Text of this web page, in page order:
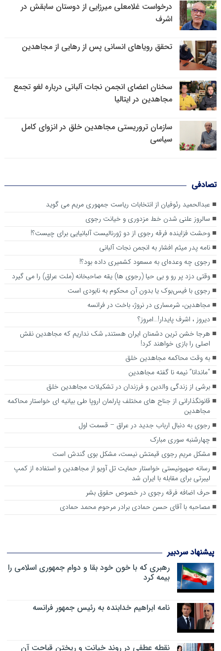
درخواست غلامعلی میرزایی از دوستان سابقش در
اشرف
تحقق رویاهای انسانی پس از رهایی از مجاهدین
سخنان اعضای انجمن نجات آلبانی درباره لغو تجمع
مجاهدین در ایتالیا
سازمان تروریستی مجاهدین خلق در انزوای کامل
سیاسی
تصادفی
عبدالحمید رئوفیان از انتخابات ریاست جمهوری مریم می گوید
سالروز علنی شدن خط مزدوری و خیانت رجوی
وحشت فزاینده فرقه رجوی از دو ژورنالیست آلبانیایی برای چیست؟!
نامه پدر میثم افشار به انجمن نجات آلبانی
رجوی چه وعده‌ای به مسعود کشمیری داده بود؟!
وقتی دزد پر رو و بی حیا (رجوی ها) یقه صاحبخانه (ملت عراق) را می گیرد
رجوی با فیس‌بوک یا بدون آن محکوم به نابودی است
مجاهدین، شرم‎ساری در نروژ، باخت در فرانسه
ديروز ، اشرف پايدار!…امروز؟
هرجا خشن ترین دشمنان ایران هستند٬ شک نداریم که مجاهدین نقش
اصلی را بازی خواهند کرد!
به وقت محاکمه مجاهدین خلق
“ماندانا” نیمه نا گفته مجاهدین
برشی از زندگی والدین و فرزندان در تشکیلات مجاهدین خلق
قانونگذارانی از جناح های مختلف پارلمان اروپا طی بیانیه ای خواستار محاکمه
مجاهدین
رجوی به دنبال ارباب جدید در عراق – قسمت اول
چهارشنبه سوری مبارک
مشکل مریم رجوی قیمتش نیست، مشکل بوی گندش است
رسانه صهیونیستی خواستار حمایت تل آویو از مجاهدین و استفاده از کمپ
لیبرتی برای مقابله با ایران شد
حرف اضافه فرقه رجوی در خصوص حقوق بشر
مصاحبه با آقای حسن حمادی برادر مرحوم محمد حمادی
پیشنهاد سردبیر
رهبری که با خون خود بقا و دوام جمهوری اسلامی را
بیمه کرد
نامه ابراهیم خدابنده به رئیس جمهور فرانسه
نقطه عطفی در روند خیانت و ریختن قباحت آن